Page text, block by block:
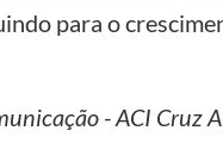
para o
- ACI Cruz